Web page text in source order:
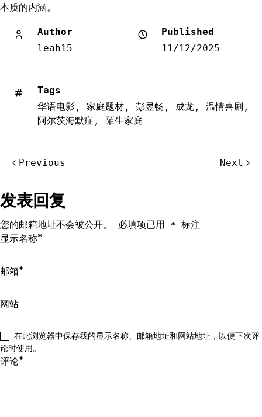
本质的内涵。
Author
leah15
Published
11/12/2025
Tags
华语电影 , 家庭题材 , 彭昱畅 , 成龙 , 温情喜剧 ,
阿尔茨海默症 , 陌生家庭
航
Previous Next
发表回复
您的邮箱地址不会被公开。 必填项已用 * 标注
评论*
显示名称*
邮箱*
网站
在此浏览器中保存我的显示名称、邮箱地址和网站地址，以便下次评
论时使用。